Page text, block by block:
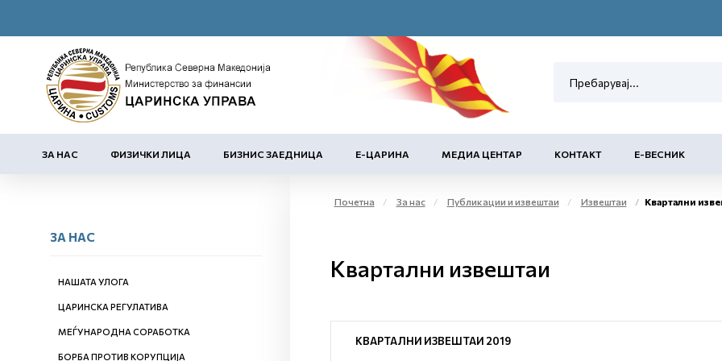
ЗА НАС ФИЗИЧКИ ЛИЦА БИЗНИС ЗАЕДНИЦА Е-ЦАРИНА МЕДИА ЦЕНТАР КОНТАКТ Е-ВЕСНИК
ЗА НАС
НАШАТА УЛОГА
ЦАРИНСКА РЕГУЛАТИВА
МЕЃУНАРОДНА СОРАБОТКА
БОРБА ПРОТИВ КОРУПЦИЈА
Почетна За нас Публикации и извештаи Извештаи Квартални
Квартални извештаи
КВАРТАЛНИ ИЗВЕШТАИ 2019